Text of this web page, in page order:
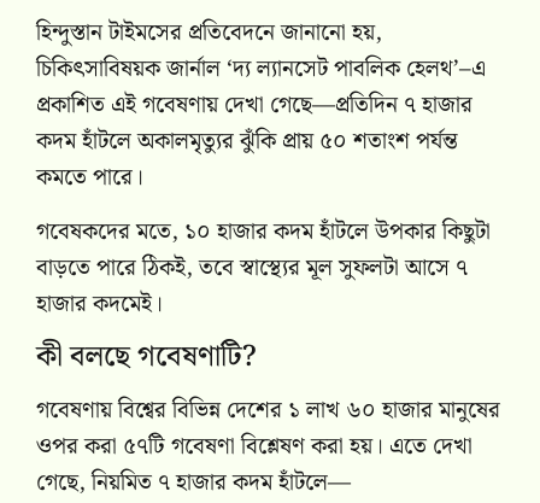
হিন্দুস্তান টাইমসের প্রতিবেদনে জানানো হয়,
চিকিৎসাবিষয়ক জার্নাল ‘দ্য ল্যানসেট পাবলিক হেলথ’–এ
প্রকাশিত এই গবেষণায় দেখা গেছে—প্রতিদিন ৭ হাজার
কদম হাঁটলে অকালমৃত্যুর ঝুঁকি প্রায় ৫০ শতাংশ পর্যন্ত
কমতে পারে।
গবেষকদের মতে, ১০ হাজার কদম হাঁটলে উপকার কিছুটা
বাড়তে পারে ঠিকই, তবে স্বাস্থ্যের মূল সুফলটা আসে ৭
হাজার কদমেই।
কী বলছে গবেষণাটি?
গবেষণায় বিশ্বের বিভিন্ন দেশের ১ লাখ ৬০ হাজার মানুষের
ওপর করা ৫৭টি গবেষণা বিশ্লেষণ করা হয়। এতে দেখা
গেছে, নিয়মিত ৭ হাজার কদম হাঁটলে—